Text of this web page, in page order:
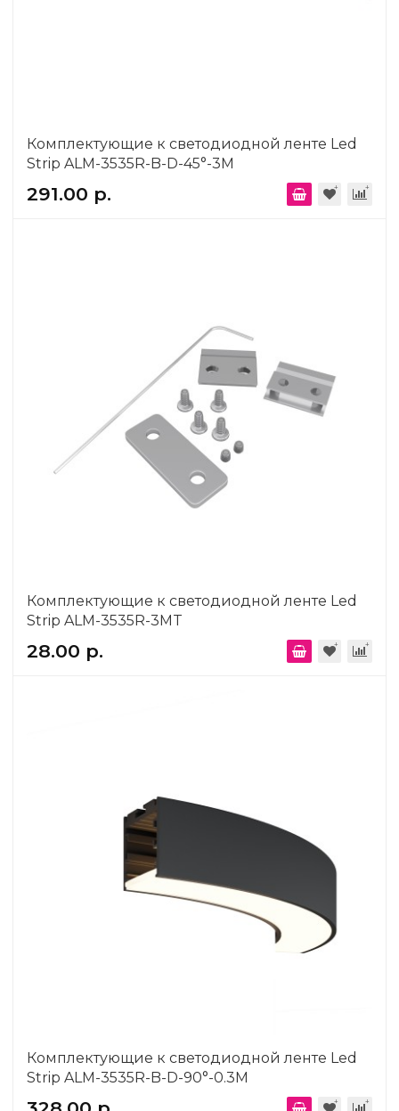
Комплектующие к светодиодной ленте Led
Strip ALM-3535R-B-D-45°-3M
291.00 р.
Комплектующие к светодиодной ленте Led
Strip ALM-3535R-3MT
28.00 р.
Комплектующие к светодиодной ленте Led
Strip ALM-3535R-B-D-90°-0.3M